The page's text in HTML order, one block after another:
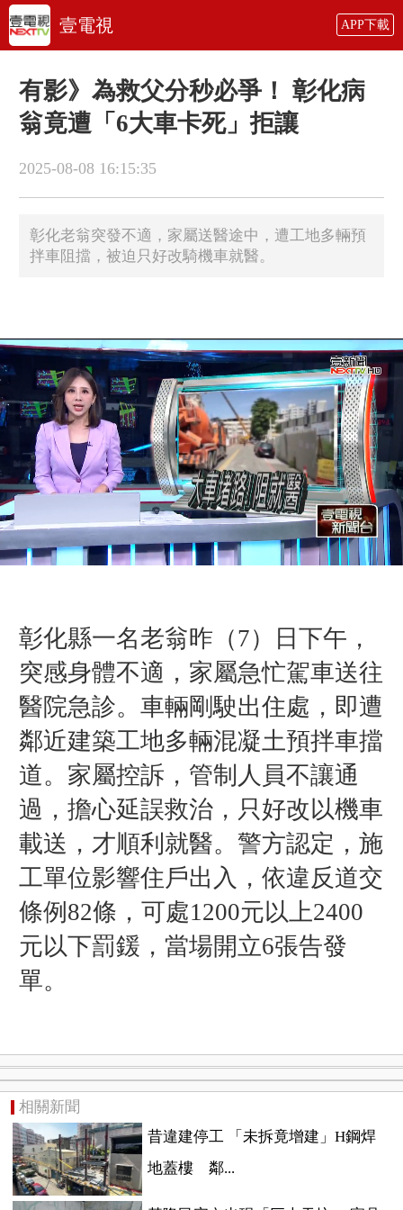
壹電視 APP下載
有影》為救父分秒必爭！ 彰化病
翁竟遭「6大車卡死」拒讓
2025-08-08 16:15:35
彰化老翁突發不適，家屬送醫途中，遭工地多輛預
拌車阻擋，被迫只好改騎機車就醫。
彰化縣一名老翁昨（7）日下午，
突感身體不適，家屬急忙駕車送往
醫院急診。車輛剛駛出住處，即遭
鄰近建築工地多輛混凝土預拌車擋
道。家屬控訴，管制人員不讓通
過，擔心延誤救治，只好改以機車
載送，才順利就醫。警方認定，施
工單位影響住戶出入，依違反道交
條例82條，可處1200元以上2400
元以下罰鍰，當場開立6張告發
單。
相關新聞
昔違建停工 「未拆竟增建」H鋼焊
地蓋樓 鄰...